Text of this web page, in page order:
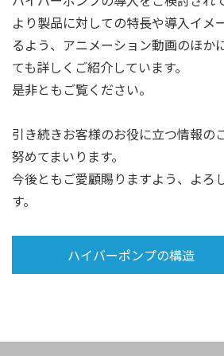
より製品に対しての特長や導入イメ
るよう、アニメーション動画のほか
ても詳しくご紹介しています。
是非ともご覧ください。
引き続きお客様のお役に立つ情報の
努めてまいります。
今後ともご愛顧賜りますよう、よろ
す。
ハイバーポンプの構造